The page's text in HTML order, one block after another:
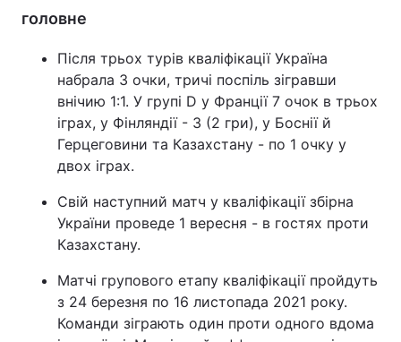
головне
Після трьох турів кваліфікації Україна
набрала 3 очки, тричі поспіль зігравши
внічию 1:1. У групі D у Франції 7 очок в трьох
іграх, у Фінляндії - 3 (2 гри), у Боснії й
Герцеговини та Казахстану - по 1 очку у
двох іграх.
Свій наступний матч у кваліфікації збірна
України проведе 1 вересня - в гостях проти
Казахстану.
Матчі групового етапу кваліфікації пройдуть
з 24 березня по 16 листопада 2021 року.
Команди зіграють один проти одного вдома